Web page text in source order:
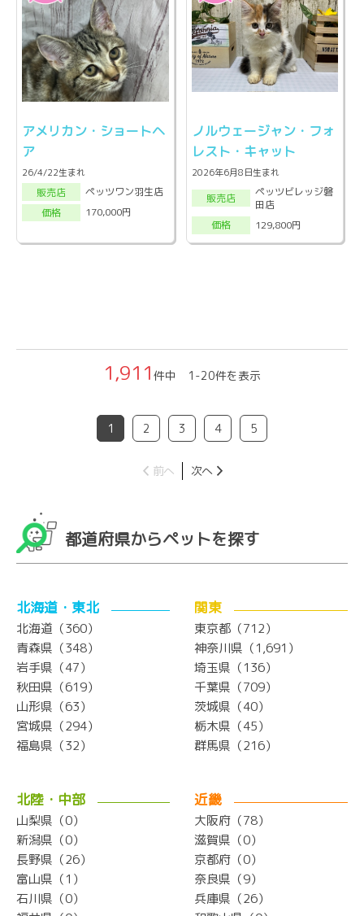
アメリカン・ショートヘ
ア
26/4/22生まれ
販売店
ペッツワン羽生店
価格
170,000円
ノルウェージャン・フォ
レスト・キャット
2026年6月8日生まれ
販売店
ペッツビレッジ磐
田店
価格
129,800円
1,911 件中 1-20件を表示
1 2 3 4 5
前へ 次へ
都道府県からペットを探す
北海道・東北
北海道（360）
青森県（348）
岩手県（47）
秋田県（619）
山形県（63）
宮城県（294）
福島県（32）
関東
東京都（712）
神奈川県（1,691）
埼玉県（136）
千葉県（709）
茨城県（40）
栃木県（45）
群馬県（216）
北陸・中部
山梨県（0）
新潟県（0）
長野県（26）
富山県（1）
石川県（0）
近畿
大阪府（78）
滋賀県（0）
京都府（0）
奈良県（9）
兵庫県（26）